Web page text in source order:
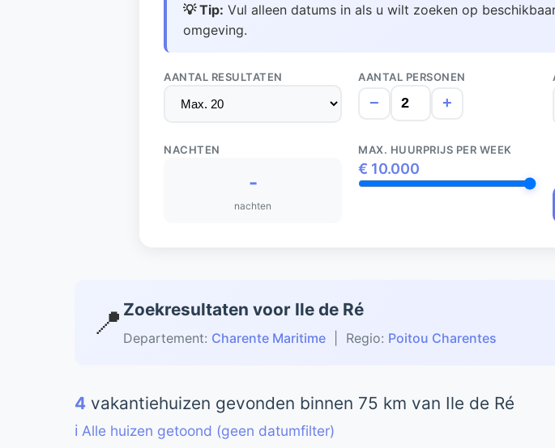
💡 Tip: Vul alleen datums in als u wilt zoeken op
omgeving.
AANTAL RESULTATEN AANTAL PERSONEN
− +
NACHTEN
-
nachten
MAX. HUURPRIJS PER WEEK
€ 10.000
📍 Zoekresultaten voor Ile de Ré
Departement: Charente Maritime | Regio: Poitou Charentes
4 vakantiehuizen gevonden binnen 75 km van Ile de Ré
ℹ️ Alle huizen getoond (geen datumfilter)